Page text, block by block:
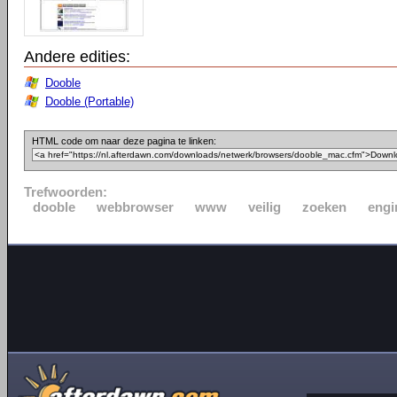
Andere edities:
Dooble
Dooble (Portable)
HTML code om naar deze pagina te linken:
Trefwoorden:
dooble
webbrowser www veilig zoeken